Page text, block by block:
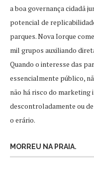
a boa governança cidadã
potencial de
parques. Nova Iorque
mil grupos auxiliando
Quando o interesse das
essencialmente público,
não há risco do
descontroladamente ou
o erário.
MORREU NA PRAIA.